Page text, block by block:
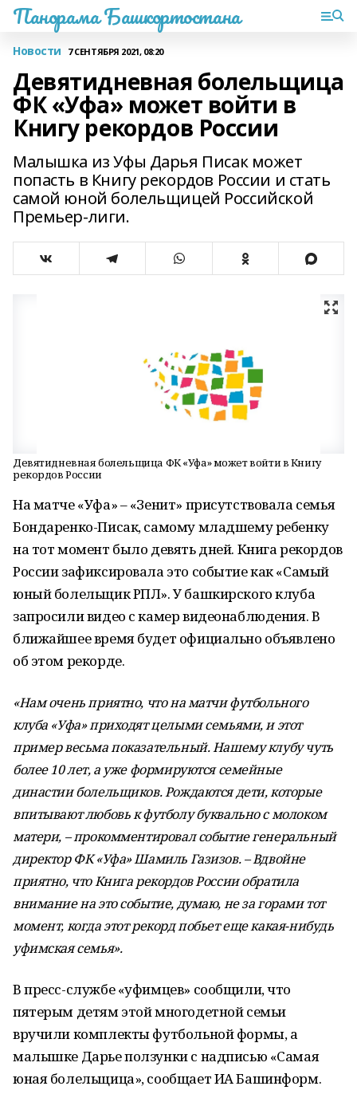
Панорама Башкортостана
Новости 7 СЕНТЯБРЯ 2021, 08:20
Девятидневная болельщица
ФК «Уфа» может войти в
Книгу рекордов России
Малышка из Уфы Дарья Писак может
попасть в Книгу рекордов России и стать
самой юной болельщицей Российской
Премьер-лиги.
Девятидневная болельщица ФК «Уфа» может войти в Книгу
рекордов России
На матче «Уфа» – «Зенит» присутствовала семья
Бондаренко-Писак, самому младшему ребенку
на тот момент было девять дней. Книга рекордов
России зафиксировала это событие как «Самый
юный болельщик РПЛ». У башкирского клуба
запросили видео с камер видеонаблюдения. В
ближайшее время будет официально объявлено
об этом рекорде.
«Нам очень приятно, что на матчи футбольного
клуба «Уфа» приходят целыми семьями, и этот
пример весьма показательный. Нашему клубу чуть
более 10 лет, а уже формируются семейные
династии болельщиков. Рождаются дети, которые
впитывают любовь к футболу буквально с молоком
матери, – прокомментировал событие генеральный
директор ФК «Уфа» Шамиль Газизов. – Вдвойне
приятно, что Книга рекордов России обратила
внимание на это событие, думаю, не за горами тот
момент, когда этот рекорд побьет еще какая-нибудь
уфимская семья».
В пресс-службе «уфимцев» сообщили, что
пятерым детям этой многодетной семьи
вручили комплекты футбольной формы, а
малышке Дарье ползунки с надписью «Самая
юная болельщица», сообщает ИА Башинформ.